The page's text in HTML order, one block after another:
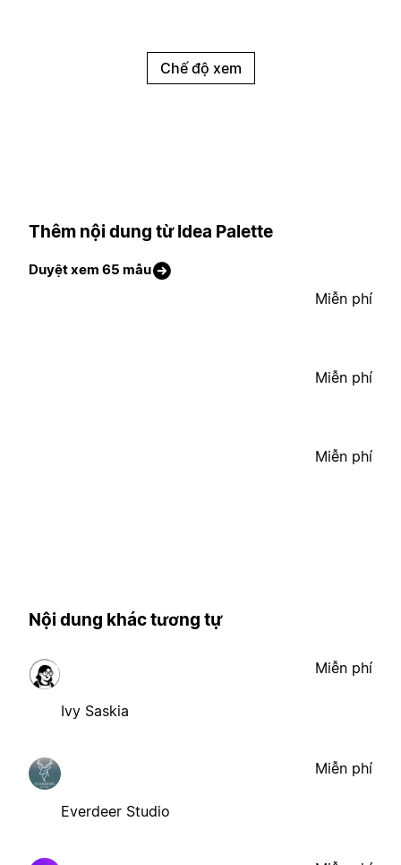
Chế độ xem
Thêm nội dung từ Idea Palette
Duyệt xem 65 mẫu
Miễn phí
Miễn phí
Miễn phí
Nội dung khác tương tự
Ivy Saskia
Miễn phí
Everdeer Studio
Miễn phí